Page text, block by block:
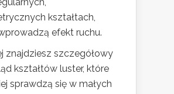
kształtach,
efekt ruchu.
znajdziesz szczegółowy
kształtów luster, które
sprawdzą się w małych